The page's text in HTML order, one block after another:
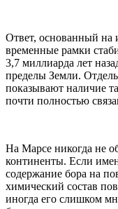
Ответ, основанный на
временные рамки
3,7 миллиарда лет
пределы Земли.
показывают наличие
почти полностью
На Марсе никогда не
континенты. Если
содержание бора на
химический состав
иногда его слишком